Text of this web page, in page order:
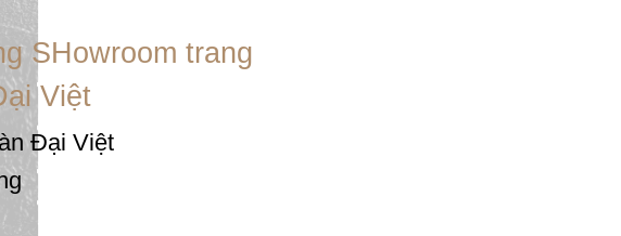
SHowroom trang
Việt
Đại Việt